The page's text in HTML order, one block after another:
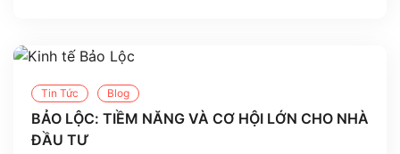
Tin Tức Blog
BẢO LỘC: TIỀM NĂNG VÀ CƠ HỘI LỚN CHO NHÀ
ĐẦU TƯ